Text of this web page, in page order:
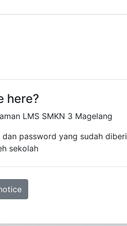
here?
LMS SMKN 3 Magelang
dan password yang sudah
sekolah